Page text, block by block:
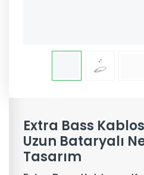
Extra Bass
Uzun Bataryalı
Tasarım